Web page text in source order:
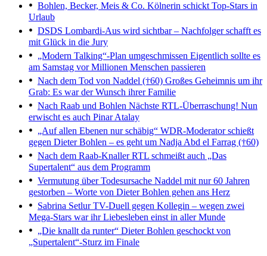
Bohlen, Becker, Meis & Co. Kölnerin schickt Top-Stars in
Urlaub
DSDS Lombardi-Aus wird sichtbar – Nachfolger schafft es
mit Glück in die Jury
„Modern Talking“-Plan umgeschmissen Eigentlich sollte es
am Samstag vor Millionen Menschen passieren
Nach dem Tod von Naddel (†60) Großes Geheimnis um ihr
Grab: Es war der Wunsch ihrer Familie
Nach Raab und Bohlen Nächste RTL-Überraschung! Nun
erwischt es auch Pinar Atalay
„Auf allen Ebenen nur schäbig“ WDR-Moderator schießt
gegen Dieter Bohlen – es geht um Nadja Abd el Farrag (†60)
Nach dem Raab-KnallerRTL schmeißt auch „Das
Supertalent“ aus dem Programm
Vermutung über Todesursache Naddel mit nur 60 Jahren
gestorben – Worte von Dieter Bohlen gehen ans Herz
Sabrina SetlurTV-Duell gegen Kollegin – wegen zwei
Mega-Stars war ihr Liebesleben einst in aller Munde
„Die knallt da runter“ Dieter Bohlen geschockt von
„Supertalent“-Sturz im Finale